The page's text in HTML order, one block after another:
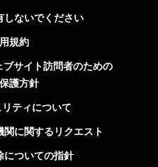
しないでください
規約
サイト訪問者の​ための​
護方針​
ティについて
に関するリクエスト
についての指針